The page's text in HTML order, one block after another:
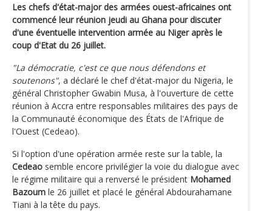
Les chefs d'état-major des armées ouest-africaines ont
commencé leur réunion jeudi au Ghana pour discuter
d'une éventuelle intervention armée au Niger après le
coup d'Etat du 26 juillet.
"La démocratie, c'est ce que nous défendons et
soutenons", a déclaré le chef d'état-major du Nigeria, le
général Christopher Gwabin Musa, à l'ouverture de cette
réunion à Accra entre responsables militaires des pays de
la Communauté économique des États de l'Afrique de
l'Ouest (Cedeao).
Si l'option d'une opération armée reste sur la table, la
Cedeao semble encore privilégier la voie du dialogue avec
le régime militaire qui a renversé le président Mohamed
Bazoum le 26 juillet et placé le général Abdourahamane
Tiani à la tête du pays.